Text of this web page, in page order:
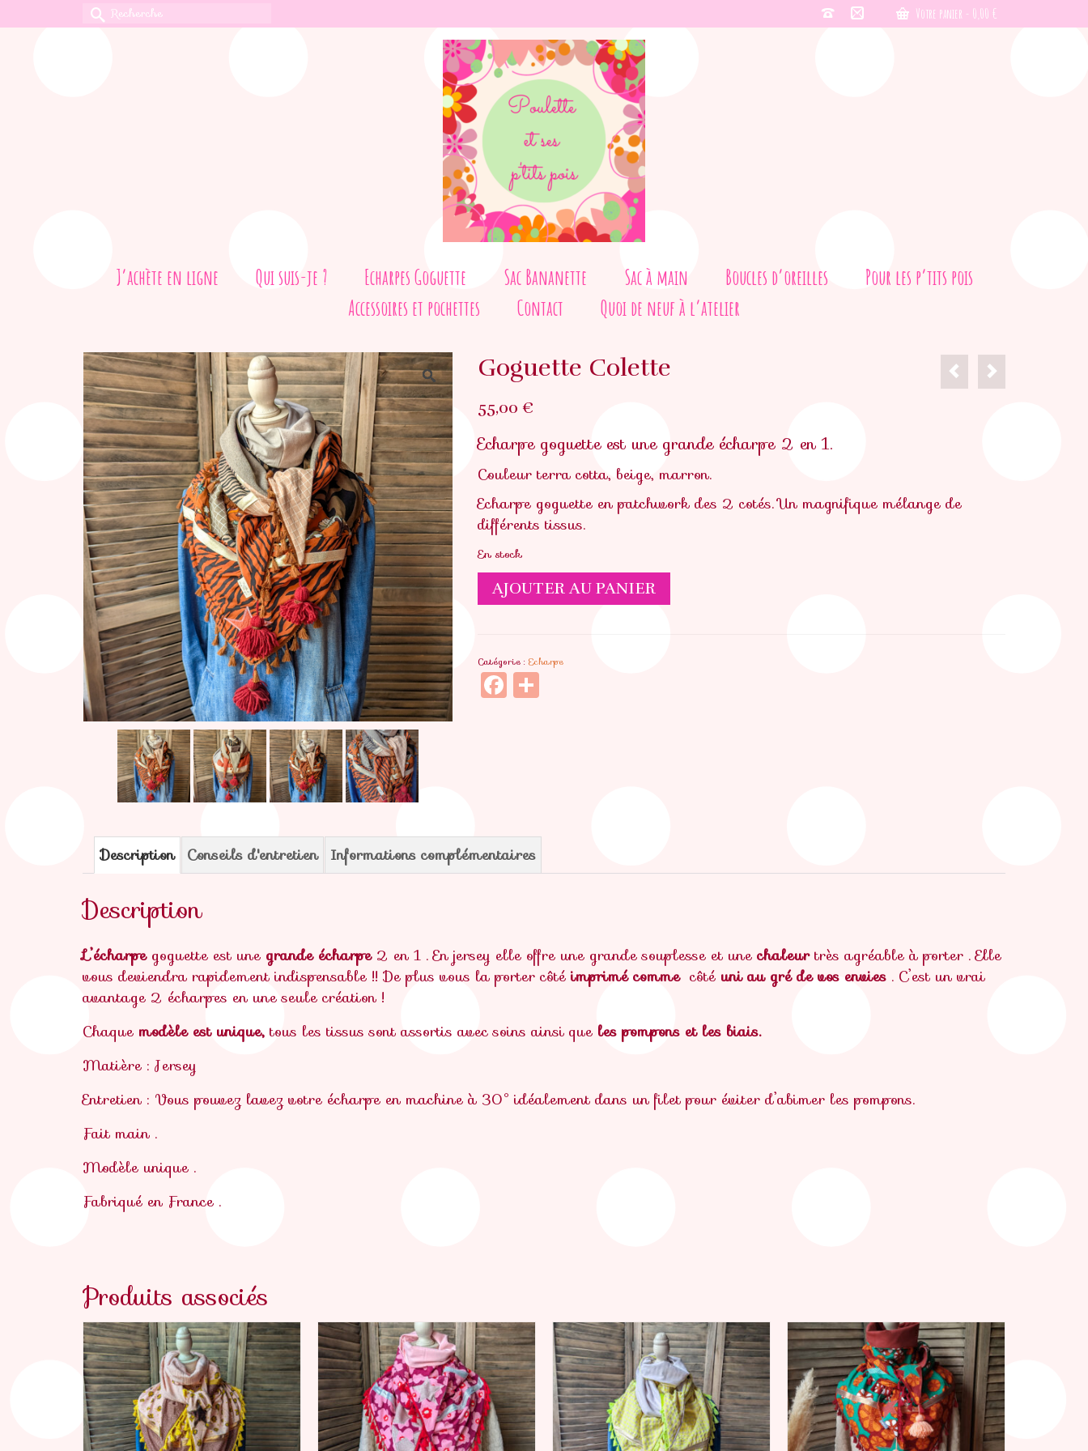
Votre panier - 0,00 €
Rechercher :
J’achète en ligne Qui suis-je ? Echarpes Goguette Sac Bananette Sac à main Boucles d’oreilles
Pour les p’tits pois
Accessoires et pochettes
Contact Quoi de neuf à l’atelier
Goguette Colette
55,00 €
Echarpe goguette est une grande écharpe 2 en 1.
Couleur terra cotta, beige, marron.
Echarpe goguette en patchwork des 2 cotés. Un magnifique mélange de
différents tissus.
En stock
quantité
de
AJOUTER AU PANIER
Catégorie : Echarpe
Facebook
Partager
Description Conseils d'entretien Informations complémentaires
Description
L’écharpe goguette est une grande écharpe2 en 1 . En jersey elle offre une grande souplesse et une chaleurtrès agréable à porter . Elle
vous deviendra rapidement indispensable !! De plus vous la porter côté imprimé comme côté uni au gré de vos envies . C’est un vrai
avantage 2 écharpes en une seule création !
Chaque modèle est unique, tous les tissus sont assortis avec soins ainsi que les pompons et les biais.
Matière : Jersey
Entretien : Vous pouvez lavez votre écharpe en machine à 30° idéalement dans un filet pour éviter d’abimer les pompons.
Fait main .
Modèle unique .
Fabriqué en France .
Produits associés